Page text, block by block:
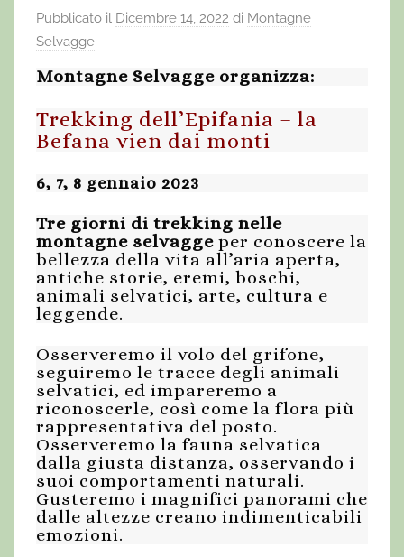
Pubblicato il Dicembre 14, 2022 di Montagne
Selvagge
Montagne Selvagge organizza:
Trekking dell’Epifania – la
Befana vien dai monti
6, 7, 8 gennaio 2023
Tre giorni di trekking nelle
montagne selvagge per conoscere la
bellezza della vita all’aria aperta,
antiche storie, eremi, boschi,
animali selvatici, arte, cultura e
leggende.
Osserveremo il volo del grifone,
seguiremo le tracce degli animali
selvatici, ed impareremo a
riconoscerle, così come la flora più
rappresentativa del posto.
Osserveremo la fauna selvatica
dalla giusta distanza, osservando i
suoi comportamenti naturali.
Gusteremo i magnifici panorami che
dalle altezze creano indimenticabili
emozioni.